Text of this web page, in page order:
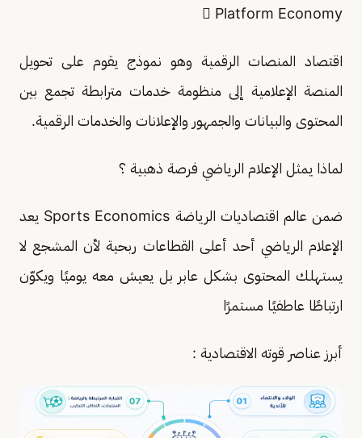
 Platform Economy
اقتصاد المنصات الرقمية وهو نموذج يقوم على تحويل
المنصة الإعلامية إلى منظومة خدمات مترابطة تجمع بين
المحتوى والبيانات والجمهور والإعلانات والخدمات الرقمية.
لماذا يمثل الإعلام الرياضي فرصة ذهبية ؟
ضمن عالم اقتصاديات الرياضة Sports Economics يعد
الإعلام الرياضي أحد أعلى القطاعات ربحية لأن المشجع لا
يستهلك المحتوى بشكل عابر بل يعيش معه يوميًا ويكوّن
ارتباطًا عاطفيًا مستمرًا
أبرز عناصر قوته الاقتصادية :